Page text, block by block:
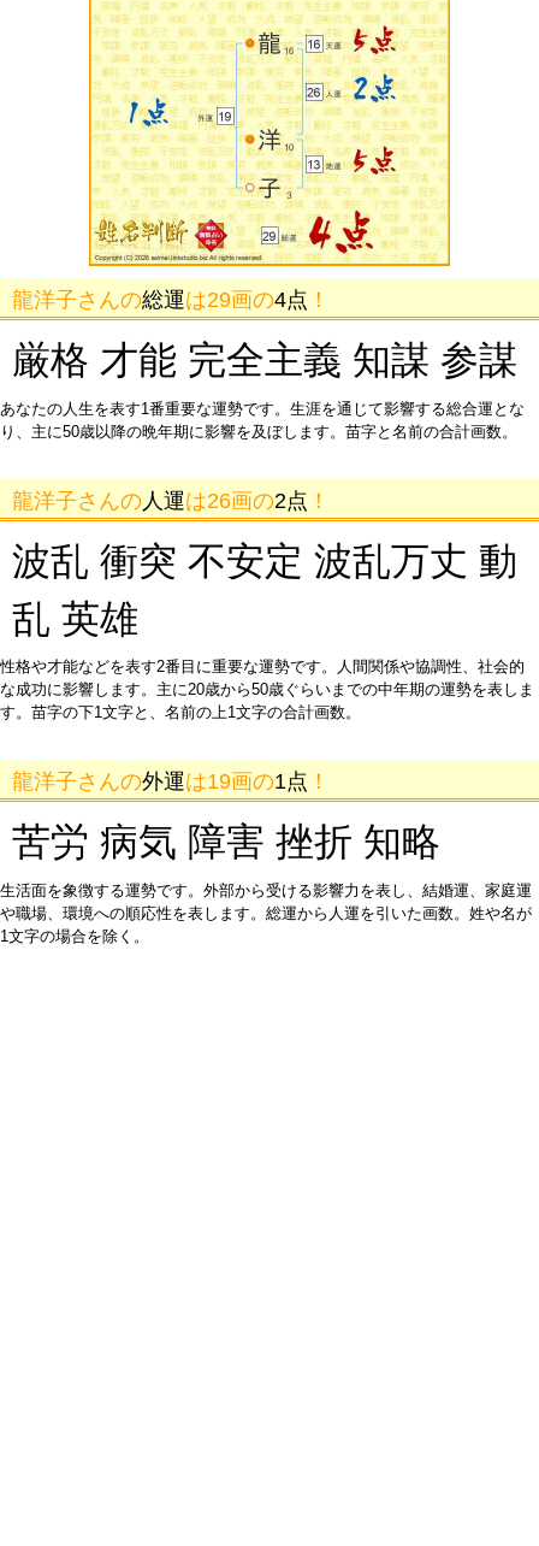
龍洋子さんの総運は29画の4点 ！
厳格 才能 完全主義 知謀 参謀
あなたの人生を表す1番重要な運勢です。生涯を通じて影響する総合運とな
り、主に50歳以降の晩年期に影響を及ぼします。苗字と名前の合計画数。
龍洋子さんの 人運は26画の2点 ！
波乱 衝突 不安定 波乱万丈 動
乱 英雄
性格や才能などを表す2番目に重要な運勢です。人間関係や協調性、社会的
な成功に影響します。主に20歳から50歳ぐらいまでの中年期の運勢を表しま
す。苗字の下1文字と、名前の上1文字の合計画数。
龍洋子さんの外運は19画の1点 ！
苦労 病気 障害 挫折 知略
生活面を象徴する運勢です。外部から受ける影響力を表し、結婚運、家庭運
や職場、環境への順応性を表します。総運から人運を引いた画数。姓や名が
1文字の場合を除く。